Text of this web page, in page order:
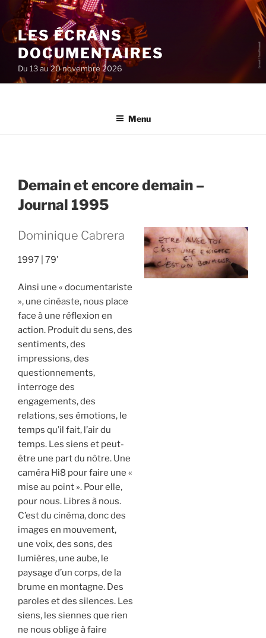
au
contenu
principal
LES ÉCRANS
DOCUMENTAIRES
Du 13 au 20 novembre 2026
Menu
Demain et encore demain –
Journal 1995
Dominique Cabrera
1997 79’
Ainsi une « documentariste
», une cinéaste, nous place
face à une réflexion en
action. Produit du sens, des
sentiments, des
impressions, des
questionnements,
interroge des
engagements, des
relations, ses émotions, le
temps qu’il fait, l’air du
temps. Les siens et peut-
être une part du nôtre. Une
caméra Hi8 pour faire une «
mise au point ». Pour elle,
pour nous. Libres à nous.
C’est du cinéma, donc des
images en mouvement,
une voix, des sons, des
lumières, une aube, le
paysage d’un corps, de la
brume en montagne. Des
paroles et des silences. Les
siens, les siennes que rien
ne nous oblige à faire